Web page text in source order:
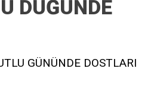
DÜĞÜNDE
GÜNÜNDE DOSTLARI